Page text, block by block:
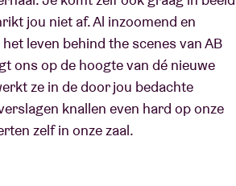
jou niet af. Al inzoomend en
leven behind the scenes van AB
ons op de hoogte van dé nieuwe
ze in de door jou bedachte
knallen even hard op onze
zelf in onze zaal.